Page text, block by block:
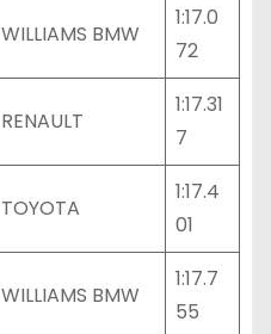
WILLIAMS BMW
1:17.0
72
RENAULT
1:17.31
7
TOYOTA
1:17.4
01
WILLIAMS BMW
1:17.7
55